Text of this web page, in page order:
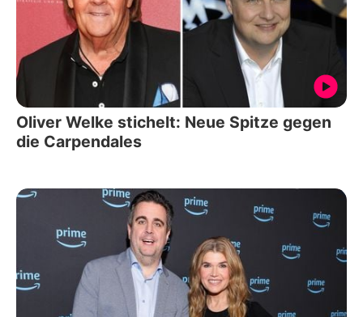
Oliver Welke stichelt: Neue Spitze gegen
die Carpendales